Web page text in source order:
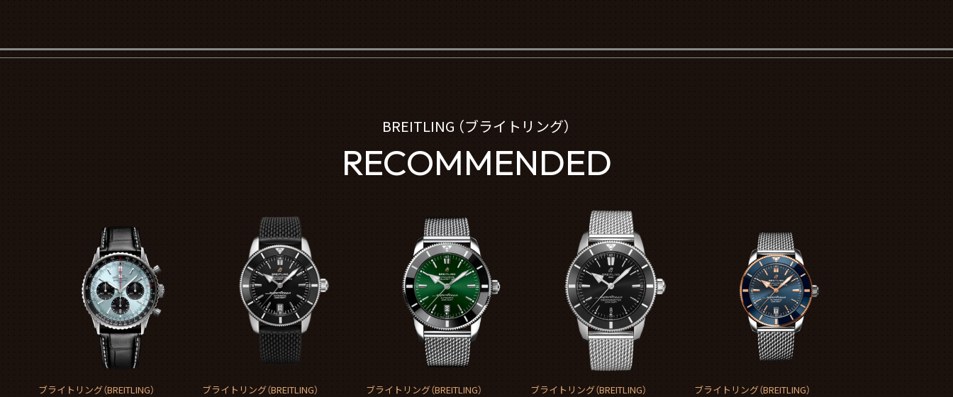
BREITLING （ブライトリング）
RECOMMENDED
ブライトリング（BREITLING） ブライトリング（BREITLING） ブライトリング（BREITLING） ブライトリング（BREITLING） ブライトリング（BREITLING）